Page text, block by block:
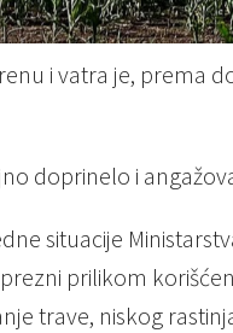
i vatra je, prema
doprinelo i
situacije
prilikom
trave, niskog